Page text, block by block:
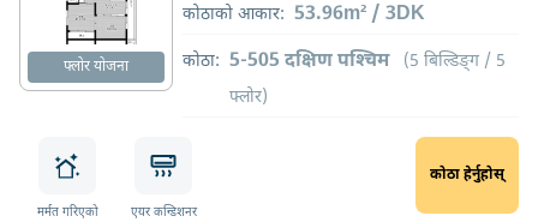
फ्लोर योजना
कोठाको आकार: 53.96m² / 3DK
कोठा: 5-505 दक्षिण पश्चिम
(5 बिल्डिङ्ग / 5
फ्लोर)
मर्मत गरिएको एयर कन्डिशनर
कोठा हेर्नुहोस्